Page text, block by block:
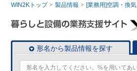
WIN2Kトップ 製品情報 [業務用]空調・換気
形名から製品情報を探す